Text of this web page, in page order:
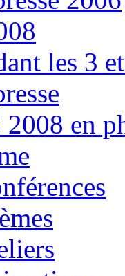
les 3
en